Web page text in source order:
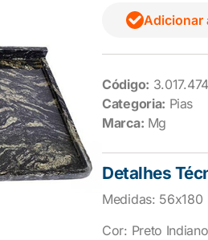
Adicionar
Código:
Categoria: Pias
Marca: Mg
Detalhes
Medidas: 56x180
Cor: Preto Indiano